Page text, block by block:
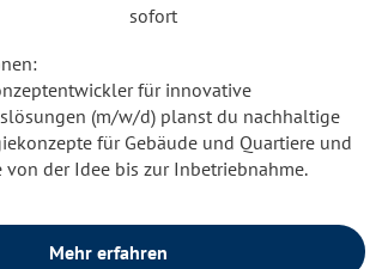
sofort
für innovative
(m/w/d) planst du nachhaltige
für Gebäude und Quartiere und
von der Idee bis zur Inbetriebnahme.
Mehr erfahren